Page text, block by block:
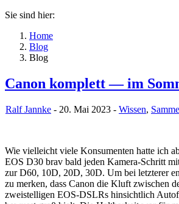
Sie sind hier:
Home
Blog
Blog
Canon komplett — im
Ralf Jannke - 20. Mai 2023 - Wissen,
Wie vielleicht viele Konsumenten hatte ich
EOS D30 brav bald jeden Kamera-Schritt
zur D60, 10D, 20D, 30D. Um bei letzterer
zu merken, dass Canon die Kluft zwischen
zweistelligen EOS-DSLRs hinsichtlich